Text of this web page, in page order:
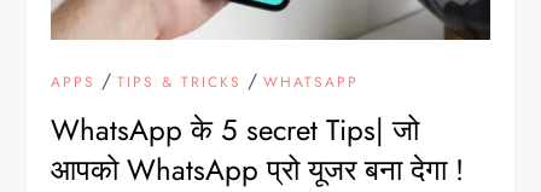
APPS /TIPS & TRICKS /WHATSAPP
WhatsApp के 5 secret Tips| जो
आपको WhatsApp प्रो यूजर बना देगा !